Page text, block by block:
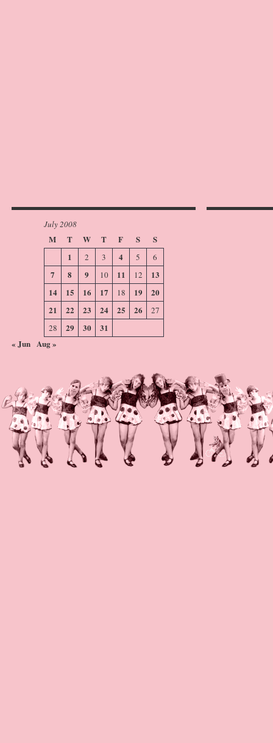
July 2008
M T W T F S
S
1
2 3 4 5 6
7 8 9 10 11 12
13
14
15 16 17 18 19
20
21
22 23 24 25 26
27
28
29 30
31
« Jun Aug »